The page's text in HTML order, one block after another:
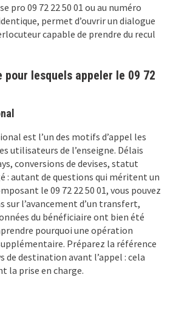
pro 09 72 22 50 01 ou au numéro
permet d’ouvrir un dialogue
capable de prendre du recul
pour lesquels appeler le 09 72
est l’un des motifs d’appel les
utilisateurs de l’enseigne. Délais
conversions de devises, statut
: autant de questions qui méritent un
le 09 72 22 50 01, vous pouvez
sur l’avancement d’un transfert,
du bénéficiaire ont bien été
pourquoi une opération
Préparez la référence
de destination avant l’appel : cela
la prise en charge.